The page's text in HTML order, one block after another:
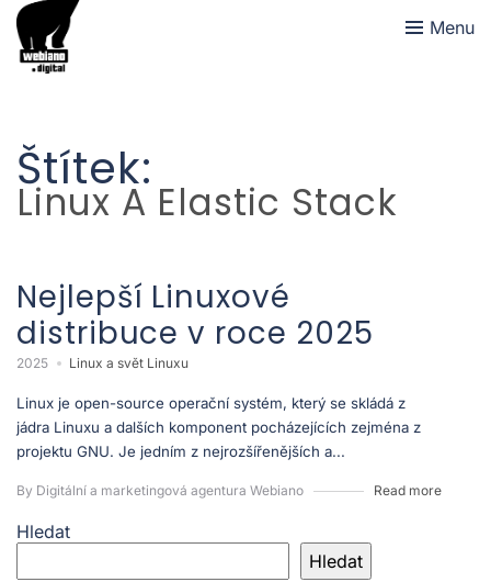
Menu
Štítek:
Linux A Elastic Stack
Nejlepší Linuxové
distribuce v roce 2025
2025 Linux a svět Linuxu
Linux je open-source operační systém, který se skládá z
jádra Linuxu a dalších komponent pocházejících zejména z
projektu GNU. Je jedním z nejrozšířenějších a...
By Digitální a marketingová agentura Webiano Read more
Hledat
Hledat